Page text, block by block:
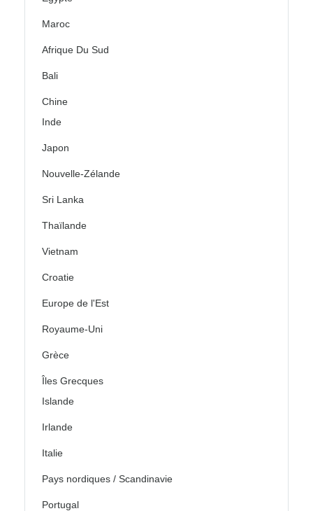
Maroc
Afrique Du Sud
Bali
Chine
Inde
Japon
Nouvelle-Zélande
Sri Lanka
Thaïlande
Vietnam
Croatie
Europe de l'Est
Royaume-Uni
Grèce
Îles Grecques
Islande
Irlande
Italie
Pays nordiques / Scandinavie
Portugal